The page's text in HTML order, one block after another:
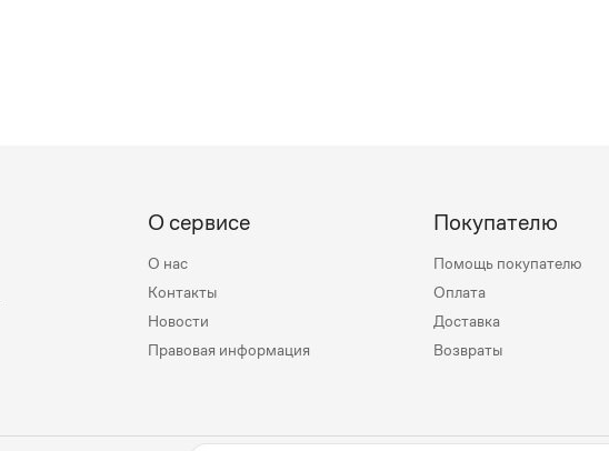
О сервисе
О нас
Контакты
Новости
Правовая информация
Покупателю
Помощь покупателю
Оплата
Доставка
Возвраты